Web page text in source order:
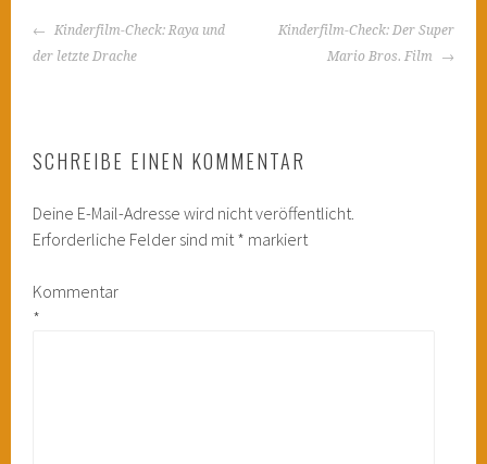
BEITRAGS-
NAVIGATION
Kinderfilm-Check: Raya und
der letzte Drache
Kinderfilm-Check: Der Super
Mario Bros. Film
SCHREIBE EINEN KOMMENTAR
Deine E-Mail-Adresse wird nicht veröffentlicht.
Erforderliche Felder sind mit * markiert
Kommentar
*